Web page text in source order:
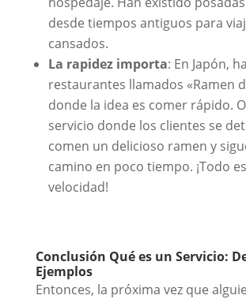
desde tiempos antiguos para
cansados.
La rapidez importa: En Japón,
restaurantes llamados «Ramen
donde la idea es comer rápido.
servicio donde los clientes se
comen un delicioso ramen y
camino en poco tiempo. ¡Todo
velocidad!
Conclusión Qué es un Servicio:
Ejemplos
Entonces, la próxima vez que